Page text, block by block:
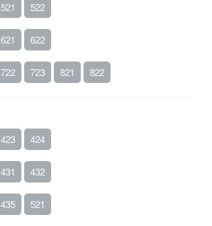
521 522
621 622
722 723 821 822
423 424
431 432
435 521